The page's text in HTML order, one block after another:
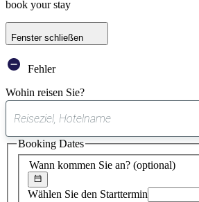
book your stay
Fenster schließen
Fehler
Wohin reisen Sie?
Vorschlag
Wann kommen Sie an? (optional)
Wählen Sie den Starttermin
Booking Dates